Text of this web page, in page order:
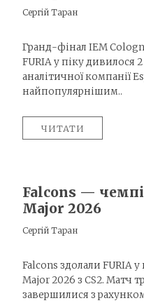
Сергій Таран
Гранд-фінал IEM
FURIA у піку дивилося
аналітичної компанії
найпопулярнішим..
ЧИТАТИ
Falcons —
Major 2026
Сергій Таран
Falcons здолали FURIA
Major 2026 з CS2. Матч
завершилися з